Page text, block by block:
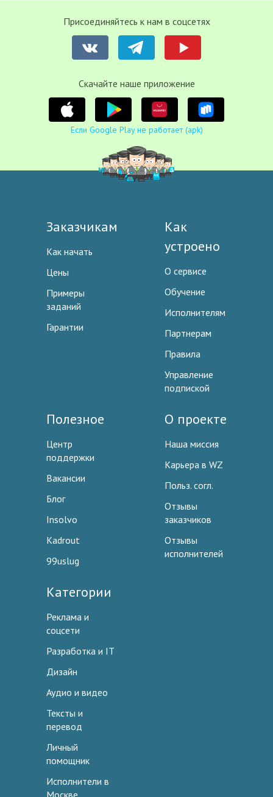
Присоединяйтесь к нам в соцсетях
Cкачайте наше приложение
Если Google Play не работает (apk)
Заказчикам
Как начать
Цены
Примеры
заданий
Гарантии
Как
устроено
О сервисе
Обучение
Исполнителям
Партнерам
Правила
Управление
подпиской
Полезное
Центр
поддержки
Вакансии
Блог
Insolvo
Kadrout
99uslug
О проекте
Наша миссия
Карьера в WZ
Польз. согл.
Отзывы
заказчиков
Отзывы
исполнителей
Категории
Реклама и
соцсети
Разработка и IT
Дизайн
Аудио и видео
Тексты и
перевод
Личный
помощник
Исполнители в